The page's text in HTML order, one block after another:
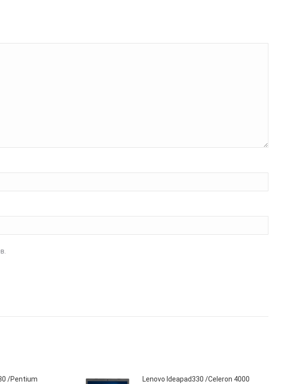
/Pentium Lenovo Ideapad330 /Celeron 4000